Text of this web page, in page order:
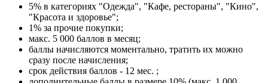
5% в категориях "Одежда", "Кафе, рестораны", "Кино",
"Красота и здоровье";
1% за прочие покупки;
макс. 5 000 баллов в месяц;
баллы начисляются моментально, тратить их можно
сразу после начисления;
срок действия баллов - 12 мес. ;